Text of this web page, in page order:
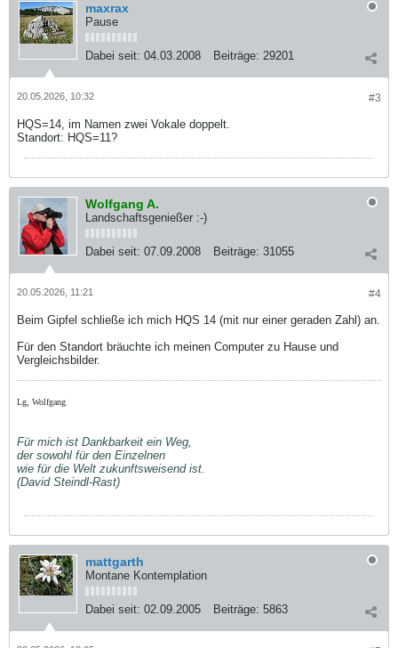
maxrax
Pause
Dabei seit: 04.03.2008 Beiträge: 29201
#3
20.05.2026, 10:32
HQS=14, im Namen zwei Vokale doppelt.
Standort: HQS=11?
Wolfgang A.
Landschaftsgenießer :-)
Dabei seit: 07.09.2008 Beiträge: 31055
#4
20.05.2026, 11:21
Beim Gipfel schließe ich mich HQS 14 (mit nur einer geraden Zahl) an.
Für den Standort bräuchte ich meinen Computer zu Hause und
Vergleichsbilder.
Lg, Wolfgang
Für mich ist Dankbarkeit ein Weg,
der sowohl für den Einzelnen
wie für die Welt zukunftsweisend ist.
(David Steindl-Rast)
mattgarth
Montane Kontemplation
Dabei seit: 02.09.2005 Beiträge: 5863